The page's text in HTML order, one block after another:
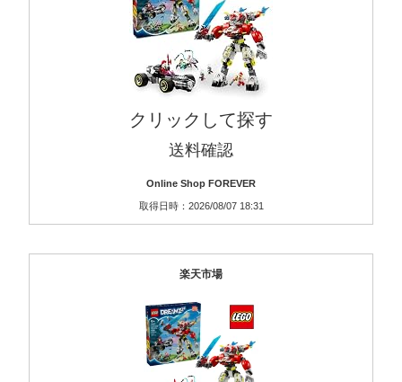
クリックして探す
送料確認
Online Shop FOREVER
取得日時：2026/08/07 18:31
楽天市場